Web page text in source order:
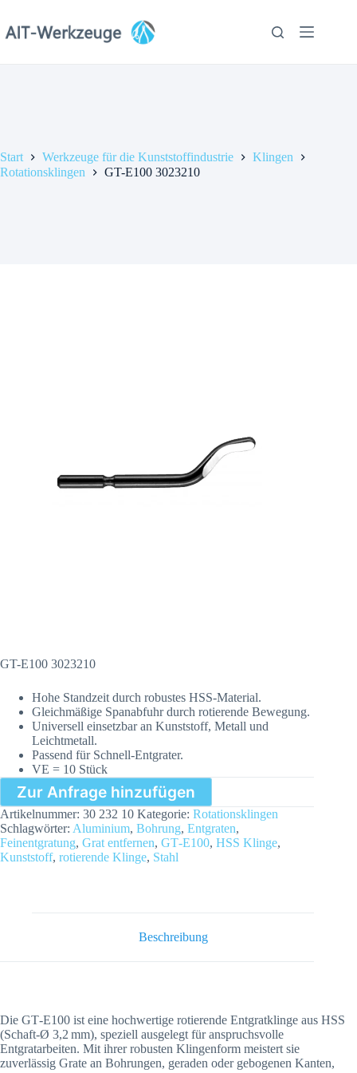
springen
Start Werkzeuge für die Kunststoffindustrie
Klingen
Rotationsklingen
GT-E100 3023210
GT-E100 3023210
Hohe Standzeit durch robustes HSS-Material.
Gleichmäßige Spanabfuhr durch rotierende Bewegung.
Universell einsetzbar an Kunststoff, Metall und
Leichtmetall.
Passend für Schnell-Entgrater.
VE = 10 Stück
Zur Anfrage hinzufügen
Artikelnummer: 30 232 10 Kategorie: Rotationsklingen
Schlagwörter: Aluminium, Bohrung, Entgraten,
Feinentgratung, Grat entfernen, GT‑E100, HSS Klinge,
Kunststoff, rotierende Klinge, Stahl
Beschreibung
Die GT‑E100 ist eine hochwertige rotierende Entgratklinge aus HSS
(Schaft‑Ø 3,2 mm), speziell ausgelegt für anspruchsvolle
Entgratarbeiten. Mit ihrer robusten Klingenform meistert sie
zuverlässig Grate an Bohrungen, geraden oder gebogenen Kanten,